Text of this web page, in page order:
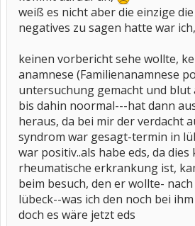
weiß es nicht aber die einzige
negatives zu sagen hatte war ich,
keinen vorbericht sehe wollte,
anamnese (Familienanamnese
untersuchung gemacht und blut
bis dahin noormal---hat dann
heraus, da bei mir der verdacht
syndrom war gesagt-termin in
war positiv..als habe eds, da dies
rheumatische erkrankung ist,
beim besuch, den er wollte-
lübeck--was ich den noch bei
doch es wäre jetzt eds